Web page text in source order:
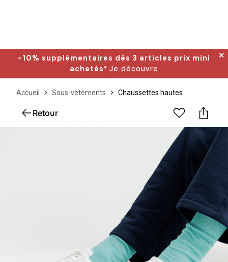
-10% supplémentaires dès 3 articles prix mini
achetés* Je découvre
✕
Accueil Sous-vêtements Chaussettes hautes
Retour